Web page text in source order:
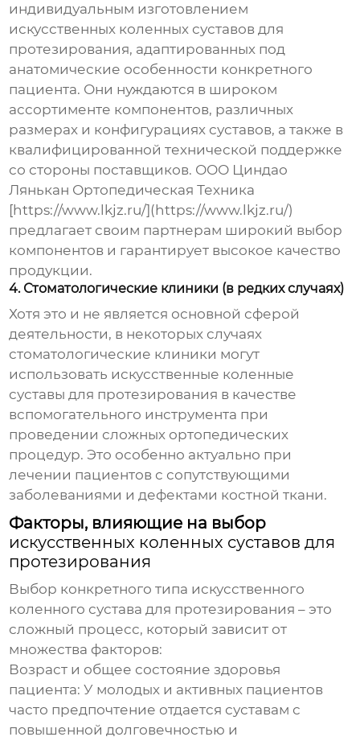
индивидуальным изготовлением
искусственных коленных суставов для
протезирования, адаптированных под
анатомические особенности конкретного
пациента. Они нуждаются в широком
ассортименте компонентов, различных
размерах и конфигурациях суставов, а также в
квалифицированной технической поддержке
со стороны поставщиков. ООО Циндао
Лянькан Ортопедическая Техника
[https://www.lkjz.ru/](https://www.lkjz.ru/)
предлагает своим партнерам широкий выбор
компонентов и гарантирует высокое качество
продукции.
4. Стоматологические клиники (в редких случаях)
Хотя это и не является основной сферой
деятельности, в некоторых случаях
стоматологические клиники могут
использовать искусственные коленные
суставы для протезирования в качестве
вспомогательного инструмента при
проведении сложных ортопедических
процедур. Это особенно актуально при
лечении пациентов с сопутствующими
заболеваниями и дефектами костной ткани.
Факторы, влияющие на выбор
искусственных коленных суставов для
протезирования
Выбор конкретного типа искусственного
коленного сустава для протезирования – это
сложный процесс, который зависит от
множества факторов:
Возраст и общее состояние здоровья
пациента: У молодых и активных пациентов
часто предпочтение отдается суставам с
повышенной долговечностью и